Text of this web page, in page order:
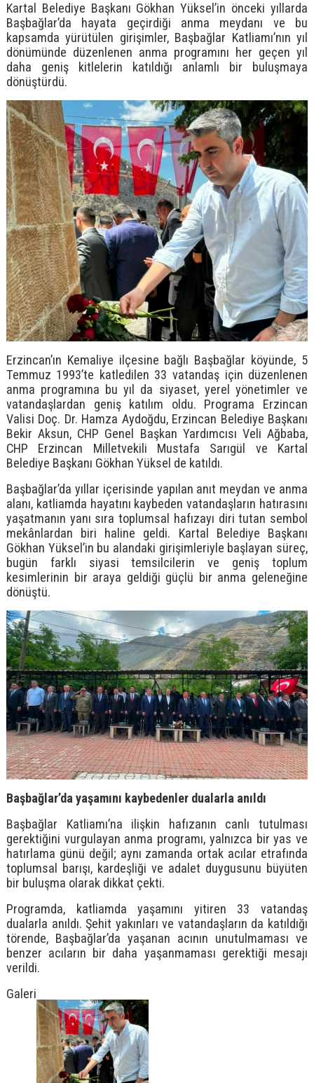
Kartal Belediye Başkanı Gökhan Yüksel’in önceki yıllarda
Başbağlar’da hayata geçirdiği anma meydanı ve bu
kapsamda yürütülen girişimler, Başbağlar Katliamı’nın yıl
dönümünde düzenlenen anma programını her geçen yıl
daha geniş kitlelerin katıldığı anlamlı bir buluşmaya
dönüştürdü.
Erzincan’ın Kemaliye ilçesine bağlı Başbağlar köyünde, 5
Temmuz 1993’te katledilen 33 vatandaş için düzenlenen
anma programına bu yıl da siyaset, yerel yönetimler ve
vatandaşlardan geniş katılım oldu. Programa Erzincan
Valisi Doç. Dr. Hamza Aydoğdu, Erzincan Belediye Başkanı
Bekir Aksun, CHP Genel Başkan Yardımcısı Veli Ağbaba,
CHP Erzincan Milletvekili Mustafa Sarıgül ve Kartal
Belediye Başkanı Gökhan Yüksel de katıldı.
Başbağlar’da yıllar içerisinde yapılan anıt meydan ve anma
alanı, katliamda hayatını kaybeden vatandaşların hatırasını
yaşatmanın yanı sıra toplumsal hafızayı diri tutan sembol
mekânlardan biri haline geldi. Kartal Belediye Başkanı
Gökhan Yüksel’in bu alandaki girişimleriyle başlayan süreç,
bugün farklı siyasi temsilcilerin ve geniş toplum
kesimlerinin bir araya geldiği güçlü bir anma geleneğine
dönüştü.
Başbağlar’da yaşamını kaybedenler dualarla anıldı
Başbağlar Katliamı’na ilişkin hafızanın canlı tutulması
gerektiğini vurgulayan anma programı, yalnızca bir yas ve
hatırlama günü değil; aynı zamanda ortak acılar etrafında
toplumsal barışı, kardeşliği ve adalet duygusunu büyüten
bir buluşma olarak dikkat çekti.
Programda, katliamda yaşamını yitiren 33 vatandaş
dualarla anıldı. Şehit yakınları ve vatandaşların da katıldığı
törende, Başbağlar’da yaşanan acının unutulmaması ve
benzer acıların bir daha yaşanmaması gerektiği mesajı
verildi.
Galeri